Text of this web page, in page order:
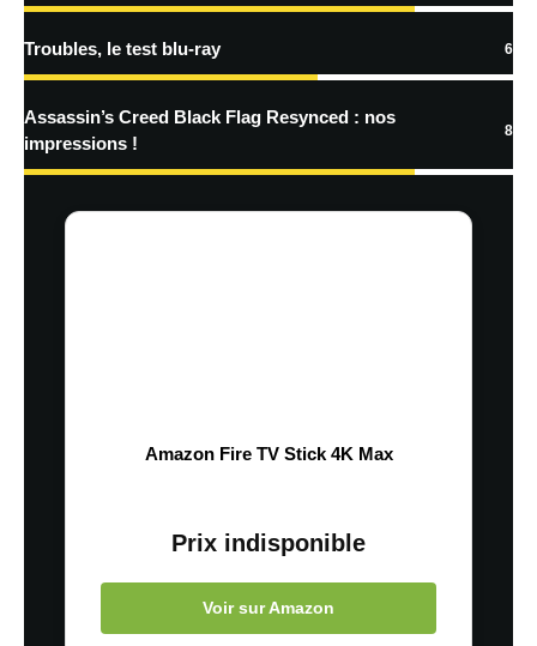
Troubles, le test blu-ray 6
Assassin’s Creed Black Flag Resynced : nos
impressions !
8
Amazon Fire TV Stick 4K Max
Prix indisponible
Voir sur Amazon